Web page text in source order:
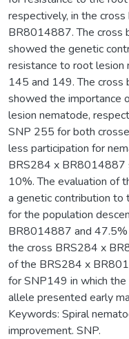
respectively, in the
BR8014887. The
showed the genetic
resistance to root lesion
145 and 149. The
showed the importance
lesion nematode,
SNP 255 for both
less participation for
BRS284 x BR8014887
10%. The evaluation of
a genetic contribution
for the population
BR8014887 and 47.5%
the cross BRS284 x
of the BRS284 x
for SNP149 in which
allele presented early
Keywords: Spiral
improvement. SNP.